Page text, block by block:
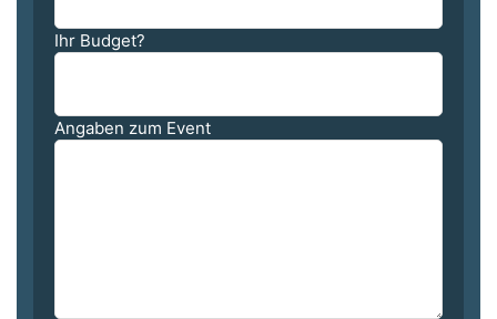
Ihr Budget?
Angaben zum Event